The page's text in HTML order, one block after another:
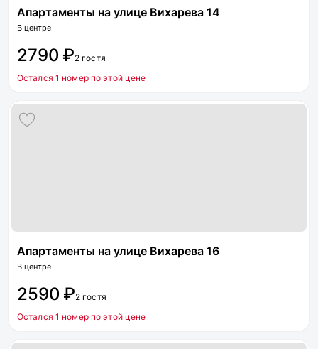
Апартаменты на улице Вихарева 14
В центре
2790 ₽2 гостя
Остался 1 номер по этой цене
Апартаменты на улице Вихарева 16
В центре
2590 ₽2 гостя
Остался 1 номер по этой цене